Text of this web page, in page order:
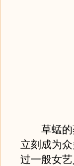
草蜢的蔡
立刻成为
过一般女艺